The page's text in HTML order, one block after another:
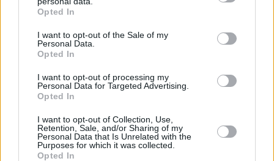
grant or deny consent to Google and its third-party tags to
use your data for below specified purposes in below Google
consent section.
Opted In
I want to opt-out of the Sale of my
Personal Data.
Opted In
I want to opt-out of processing my
Personal Data for Targeted Advertising.
Opted In
I want to opt-out of Collection, Use,
Retention, Sale, and/or Sharing of my
Personal Data that Is Unrelated with the
Purposes for which it was collected.
Opted In
Loaded:
όταν ένας... απίθανος τύπος προσγείωσε το
ελικόπτερό του στο Σαρακήνικο με εκατοντάδες
λουόμενους - Παρέμβαση Εισαγγελέα
09.08.2026, 14:15